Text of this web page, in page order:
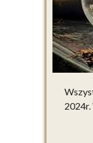
2024r.